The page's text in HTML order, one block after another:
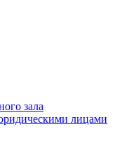
зала
лицами